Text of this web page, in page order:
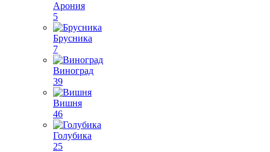
Арония
5
Брусника
7
Виноград
39
Вишня
46
Голубика
25